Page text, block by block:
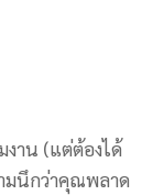
งาน (แต่ต้องได้
มนึกว่าคุณพลาด